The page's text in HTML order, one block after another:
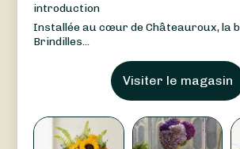
introduction
Installée au cœur de Châteauroux, la
Brindilles...
Visiter le magasin